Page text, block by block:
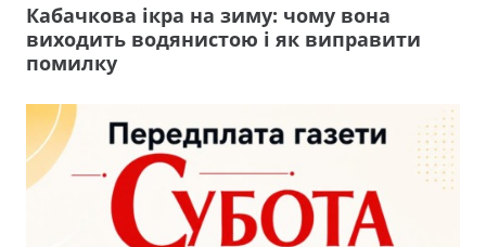
Кабачкова ікра на зиму: чому вона
виходить водянистою і як виправити
помилку